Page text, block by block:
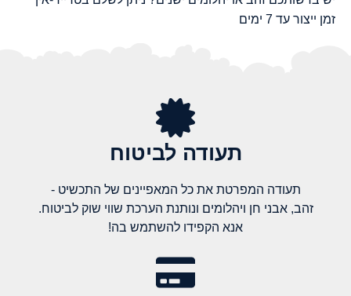
זמן ייצור עד 7 ימים
תעודה לביטוח
תעודה המפרטת את כל המאפיינים של התכשיט -
זהב, אבני חן ויהלומים ונותנת הערכת שווי שוק לביטוח.
אנא הקפידו להשתמש בה!